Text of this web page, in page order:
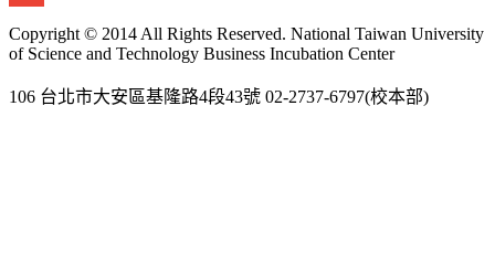
Gmail
Copyright © 2014 All Rights Reserved. National Taiwan University
of Science and Technology Business Incubation Center
106 台北市大安區基隆路4段43號 02-2737-6797(校本部)